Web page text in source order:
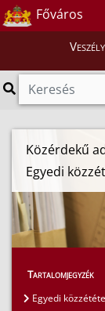
Főváros
Közérdekű
Egyedi
Tartalomjegyzék
Egyedi